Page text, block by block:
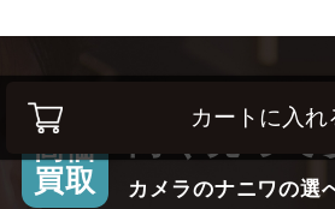
カートに入れ
高価
買取
カメラのナニワの選